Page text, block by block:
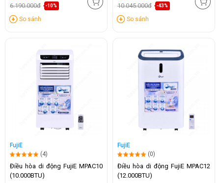
6.190.000đ -10%
So sánh
10.045.000đ -43%
So sánh
FujiE
(4)
Điều hòa di động FujiE MPAC10
(10.000BTU)
FujiE
(0)
Điều hòa di động FujiE MPAC12
(12.000BTU)